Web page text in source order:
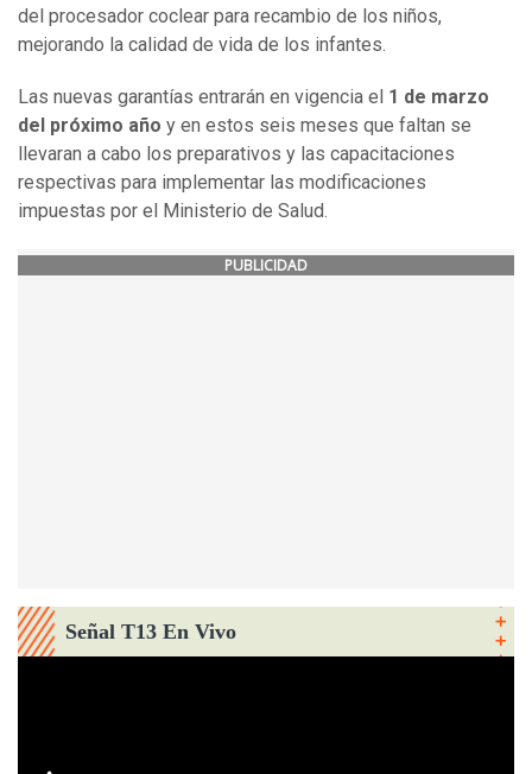
del procesador coclear para recambio de los niños,
mejorando la calidad de vida de los infantes.
Las nuevas garantías entrarán en vigencia el 1 de marzo
del próximo año y en estos seis meses que faltan se
llevaran a cabo los preparativos y las capacitaciones
respectivas para implementar las modificaciones
impuestas por el Ministerio de Salud.
PUBLICIDAD
Señal T13 En Vivo